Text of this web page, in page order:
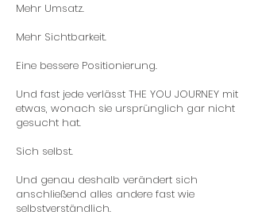
Mehr Umsatz.
Mehr Sichtbarkeit.
Eine bessere Positionierung.
Und fast jede verlässt THE YOU JOURNEY mit
etwas, wonach sie ursprünglich gar nicht
gesucht hat.
Sich selbst.
Und genau deshalb verändert sich
anschließend alles andere fast wie
selbstverständlich.